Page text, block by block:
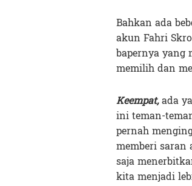
Bahkan ada
akun Fahri
bapernya yang
memilih dan
Keempat,ada
ini teman-
pernah
memberi
saja
kita menjadi